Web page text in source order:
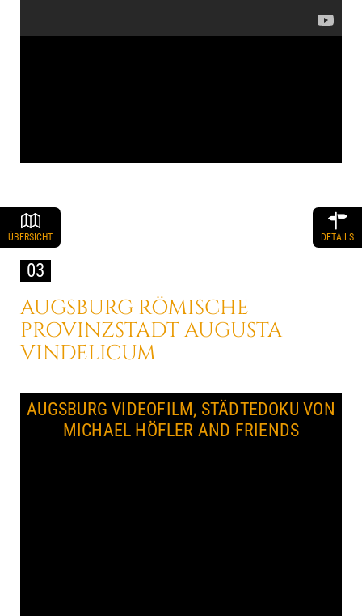
ÜBERSICHT DETAILS
AUGSBURG RÖMISCHE
PROVINZSTADTAUGUSTA
VINDELICUM
03
AUGSBURG VIDEOFILM, STÄDTEDOKU VON
MICHAEL HÖFLER AND FRIENDS